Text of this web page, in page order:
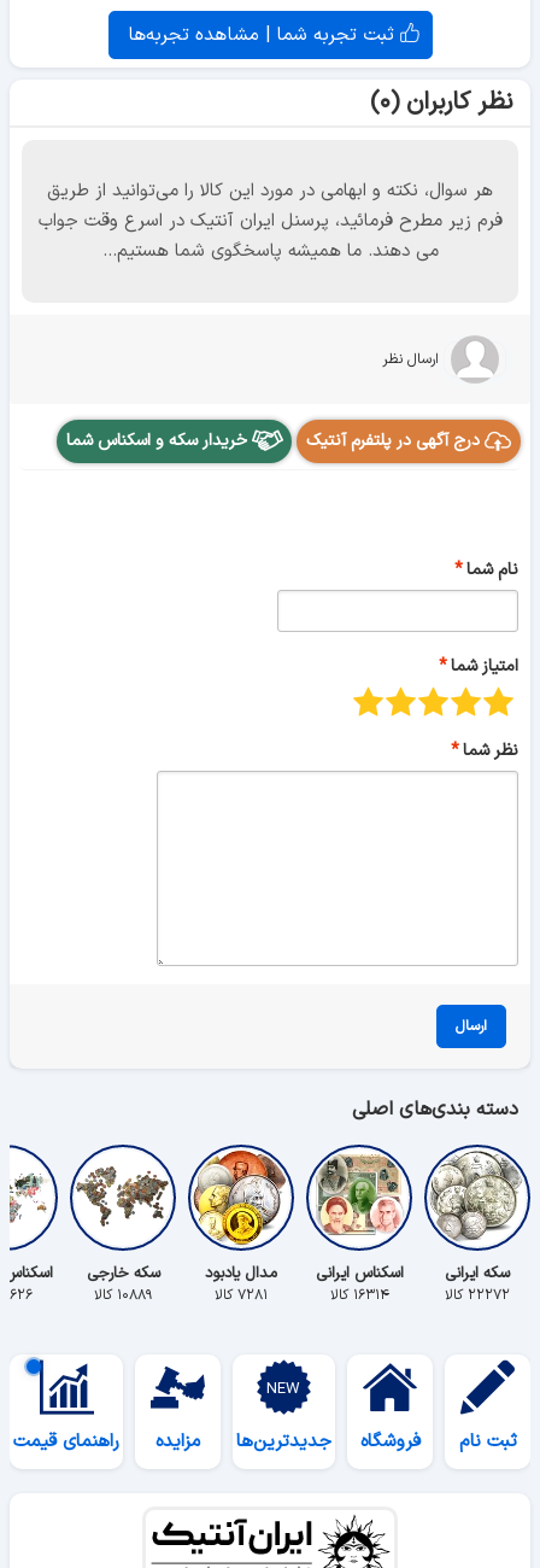
ثبت تجربه شما | مشاهده تجربه‌ها
نظر کاربران (۰)
هر سوال، نکته و ابهامی در مورد این کالا را می‌توانید از طریق
فرم زیر مطرح فرمائید، پرسنل ایران آنتیک در اسرع وقت جواب
می دهند. ما همیشه پاسخگوی شما هستیم...
ارسال نظر
درج آگهی در پلتفرم آنتیک خریدار سکه و اسکناس شما
نام شما
امتیاز شما
نظر شما
ارسال
دسته بندی‌های اصلی
سکه ایرانی
۲۲۲۷۲ کالا
اسکناس ایرانی
۱۶۳۱۴ کالا
مدال یادبود
۷۲۸۱ کالا
سکه خارجی
۱۰۸۸۹ کالا ۵۶۲۶ کالا
ثبت نام فروشگاه جدیدترین‌ها مزایده راهنمای قیمت